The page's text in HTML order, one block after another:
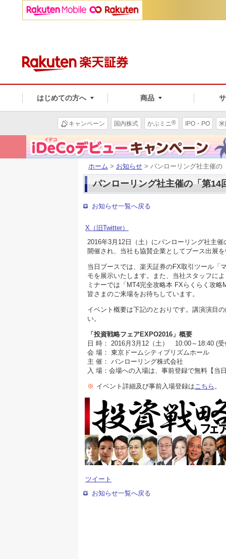
はじめての方へ 商品
キャンペーン 国内株式 かぶミニ® IPO・PO
ホーム > お知らせ > パンローリング社主催
パンローリング社主催の「第
お知らせ一覧へ戻る
X（旧Twitter）
2016年3月12日（土）にパンローリング社主
開催され、当社も協賛企業としてブース出展
当日ブースでは、楽天証券のFX取引ツール「
モを展示いたします。また、当社スタッフに
ミナーでは「MT4完全攻略本 FXらくらく攻
皆さまのご来場をお待ちしています。
イベント概要は下記のとおりです。講演演目
い。
「投資戦略フェアEXPO2016」概要
日 時： 2016月3月12（土） 10:00～18:40 (受
会 場： 東京ドームシティプリズムホール
主 催： パンローリング株式会社
入 場：会場への入場は、事前登録で無料【当
※ イベント詳細及び事前入場登録は こちら 。
ツイート
お知らせ一覧へ戻る